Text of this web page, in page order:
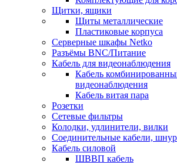
Щитки, ящики
Щиты металлические
Пластиковые корпуса
Серверные шкафы Netko
Разъёмы BNC/Питание
Кабель для видеонаблюдения
Кабель
видеонаблюдения
Кабель витая пара
Розетки
Сетевые фильтры
Колодки, удлинители, вилки
Соединительные кабели,
Кабель силовой
ШВВП кабель